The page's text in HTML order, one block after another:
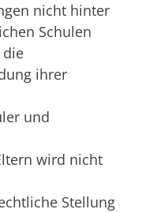
nicht hinter
Schulen
die
ihrer
und
wird nicht
Stellung